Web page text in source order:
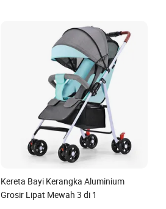
Kereta Bayi Kerangka Aluminium
Grosir Lipat Mewah 3 di 1